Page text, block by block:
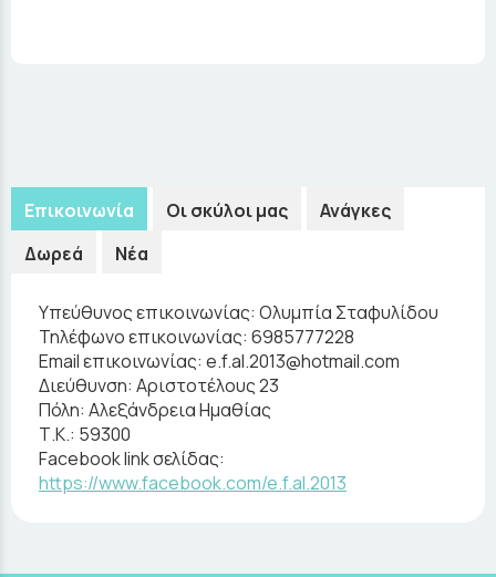
Επικοινωνία Οι σκύλοι μας
Ανάγκες
Δωρεά
Νέα
Υπεύθυνος επικοινωνίας: Ολυμπία Σταφυλίδου
Τηλέφωνο επικοινωνίας: 6985777228
Email επικοινωνίας: e.f.al.2013@hotmail.com
Διεύθυνση: Αριστοτέλους 23
Πόλη: Αλεξάνδρεια Ημαθίας
Τ.Κ.: 59300
Facebook link σελίδας:
https://www.facebook.com/e.f.al.2013